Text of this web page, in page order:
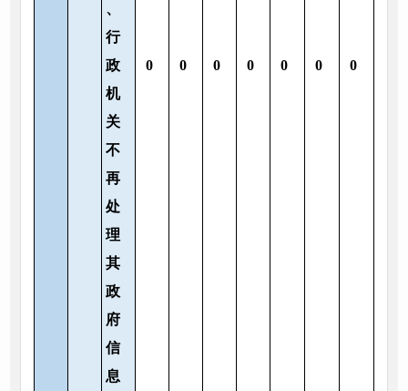
、
行
政
机
关
不
再
处
理
其
政
府
信
息
0 0 0 0 0 0 0